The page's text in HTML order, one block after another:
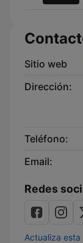
Sitio web
Dirección:
Teléfono:
Email:
Redes
Actualiza